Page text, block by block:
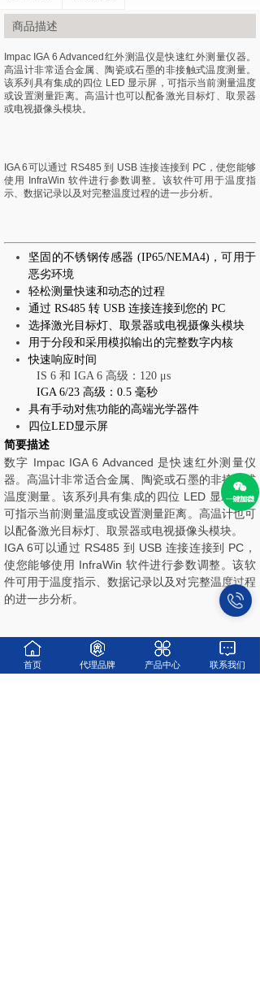
商品描述
Impac IGA 6 Advanced红外测温仪是快速红外测量仪器。
高温计非常适合金属、陶瓷或石墨的非接触式温度测量。
该系列具有集成的四位 LED 显示屏，可指示当前测量温度
或设置测量距离。高温计也可以配备激光目标灯、取景器
或电视摄像头模块。
IGA 6可以通过 RS485 到 USB 连接连接到 PC，使您能够
使用 InfraWin 软件进行参数调整。该软件可用于温度指
示、数据记录以及对完整温度过程的进一步分析。
坚固的不锈钢传感器 (IP65/NEMA4)，可用于
恶劣环境
轻松测量快速和动态的过程
通过 RS485 转 USB 连接连接到您的 PC
选择激光目标灯、取景器或电视摄像头模块
用于分段和采用模拟输出的完整数字内核
快速响应时间
IS 6 和 IGA 6 高级：120 μs
IGA 6/23 高级：0.5 毫秒
具有手动对焦功能的高端光学器件
四位LED显示屏
简要描述
数字 Impac IGA 6 Advanced 是快速红外测量仪
器。高温计非常适合金属、陶瓷或石墨的非接触式
温度测量。该系列具有集成的四位 LED 显示屏，
可指示当前测量温度或设置测量距离。高温计也可
以配备激光目标灯、取景器或电视摄像头模块。
IGA 6可以通过 RS485 到 USB 连接连接到 PC，
使您能够使用 InfraWin 软件进行参数调整。该软
件可用于温度指示、数据记录以及对完整温度过程
的进一步分析。
首页 代理品牌 产品中心 联系我们